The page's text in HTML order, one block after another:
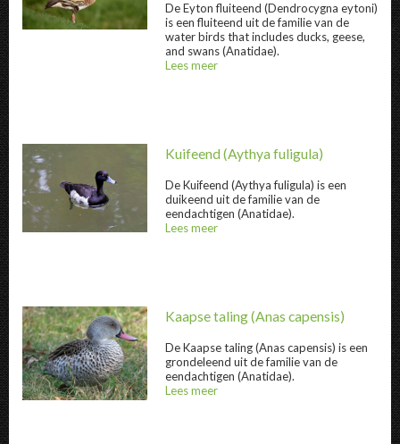
Eyton fluiteend " title="Eyton fluiteend
DeEyton fluiteend (Dendrocygna eytoni)
is een fluiteend uit de familie van de
water birds that includes ducks, geese,
and swans (Anatidae).
Lees meer
Kuifeend " title="
Kuifeend (Aythya fuligula)
DeKuifeend (Aythya fuligula) is een
duikeend uit de familie van de
eendachtigen (Anatidae).
Lees meer
Kaapse taling " title="
Kaapse taling(Anas capensis)
DeKaapse taling(Anas capensis) is een
grondeleend uit de familie van de
eendachtigen (Anatidae).
Lees meer